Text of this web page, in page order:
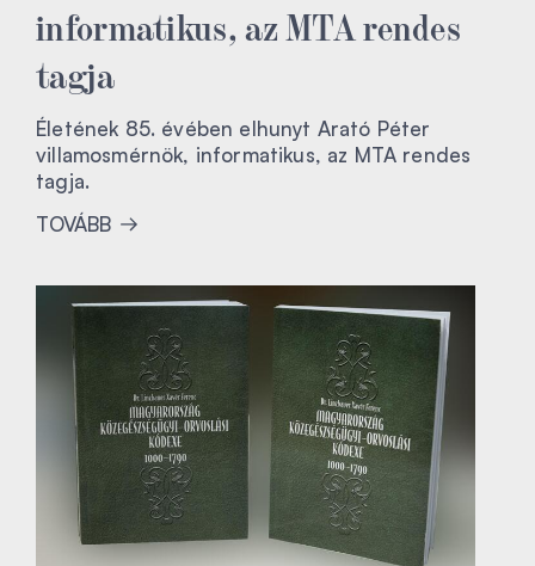
informatikus, az MTA rendes
tagja
Életének 85. évében elhunyt Arató Péter
villamosmérnök, informatikus, az MTA rendes
tagja.
TOVÁBB